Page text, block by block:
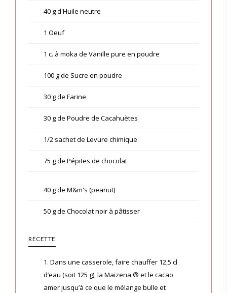
40 g d'Huile neutre
1 Oeuf
1 c. à moka de Vanille pure en poudre
100 g de Sucre en poudre
30 g de Farine
30 g de Poudre de Cacahuètes
1/2 sachet de Levure chimique
75 g de Pépites de chocolat
40 g de M&m's (peanut)
50 g de Chocolat noir à pâtisser
RECETTE
1. Dans une casserole, faire chauffer 12,5 cl
d’eau (soit 125 g), la Maïzena ® et le cacao
amer jusqu’à ce que le mélange bulle et